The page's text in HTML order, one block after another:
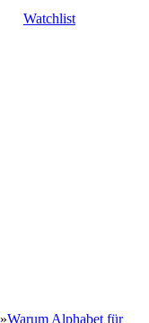
Watchlist
»Warum Alphabet für